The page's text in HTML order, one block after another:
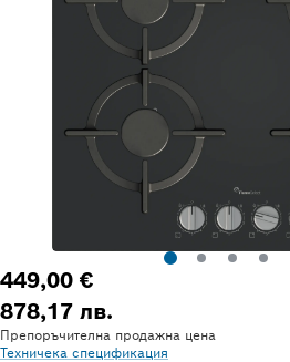
449,00 €
878,17 лв.
Препоръчителна продажна цена
Техничека спецификация